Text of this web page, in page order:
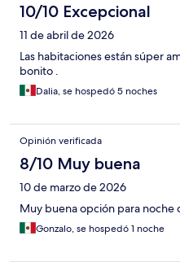
10/10 Excepcional
11 de abril de 2026
Las habitaciones están súper
bonito .
Dalia, se hospedó 5 noches
Opinión verificada
8/10 Muy buena
10 de marzo de 2026
Muy buena opción para noche
Gonzalo, se hospedó 1 noche